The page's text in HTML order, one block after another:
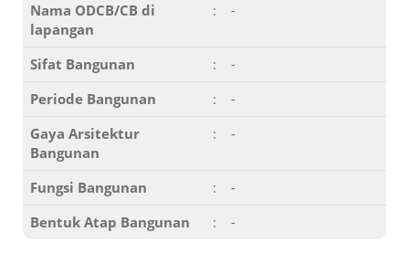
Nama ODCB/CB di
lapangan
: -
Sifat Bangunan :
-
Periode Bangunan
:
-
Gaya Arsitektur
Bangunan
: -
Fungsi Bangunan :
-
Bentuk Atap Bangunan
: -